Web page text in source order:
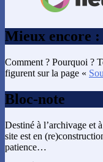
Mieux encore :
Comment ? Pourquoi ?
figurent sur la page «
Bloc-note
Destiné à l’archivage et
site est en
patience…